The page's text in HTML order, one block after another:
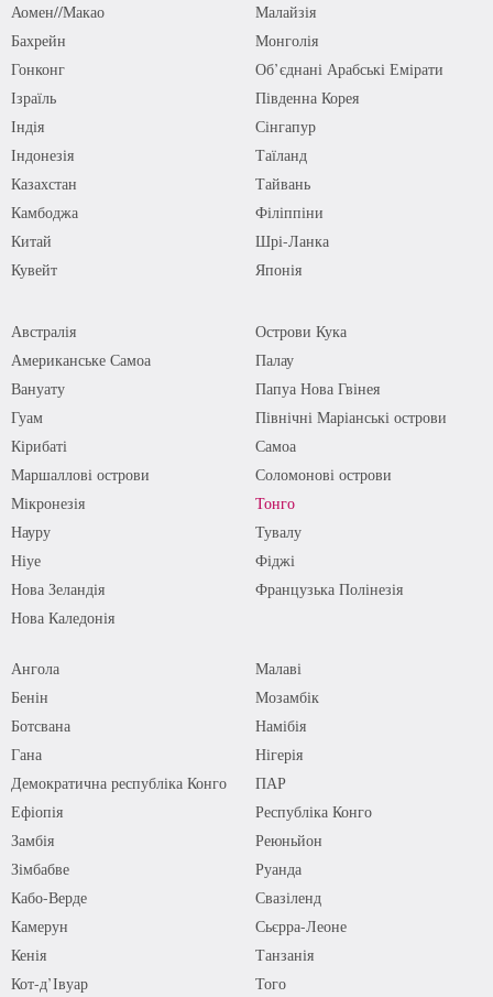
Аомен//Макао
Бахрейн
Гонконг
Ізраїль
Індія
Індонезія
Казахстан
Камбоджа
Китай
Кувейт
Малайзія
Монголія
Об’єднані Арабські Емірати
Південна Корея
Сінгапур
Таїланд
Тайвань
Філіппіни
Шрі-Ланка
Японія
Австралія
Американське Самоа
Вануату
Гуам
Кірибаті
Маршаллові острови
Мікронезія
Науру
Ніуе
Нова Зеландія
Нова Каледонія
Острови Кука
Палау
Папуа Нова Гвінея
Північні Маріанські острови
Самоа
Соломонові острови
Тонго
Тувалу
Фіджі
Французька Полінезія
Ангола
Бенін
Ботсвана
Гана
Демократична республіка Конго
Ефіопія
Замбія
Зімбабве
Кабо-Верде
Камерун
Кенія
Кот-д’Івуар
Малаві
Мозамбік
Намібія
Нігерія
ПАР
Республіка Конго
Реюньйон
Руанда
Свазіленд
Сьєрра-Леоне
Танзанія
Того